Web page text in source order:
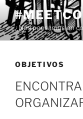
Saltar
contenido
¿Nos pensamos en
OBJETIVOS